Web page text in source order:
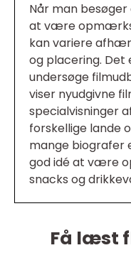
Når man
at være
kan variere
og placering. Det
undersøge
viser nyudgivne
specialvisninger
forskellige lande
mange biografer
god idé at være
snacks og
Få læst